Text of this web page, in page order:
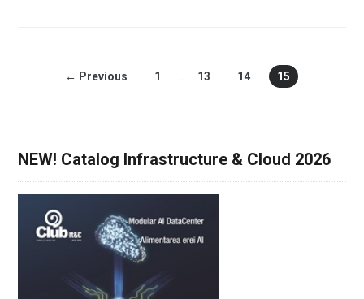
← Previous 1 … 13 14 15
NEW! Catalog Infrastructure & Cloud 2026